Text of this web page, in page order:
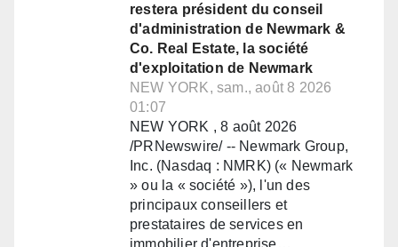
restera président du conseil
d'administration de Newmark &
Co. Real Estate, la société
d'exploitation de Newmark
NEW YORK, sam., août 8 2026
01:07
NEW YORK , 8 août 2026
/PRNewswire/ -- Newmark Group,
Inc. (Nasdaq : NMRK) (« Newmark
» ou la « société »), l'un des
principaux conseillers et
prestataires de services en
immobilier d'entreprise…